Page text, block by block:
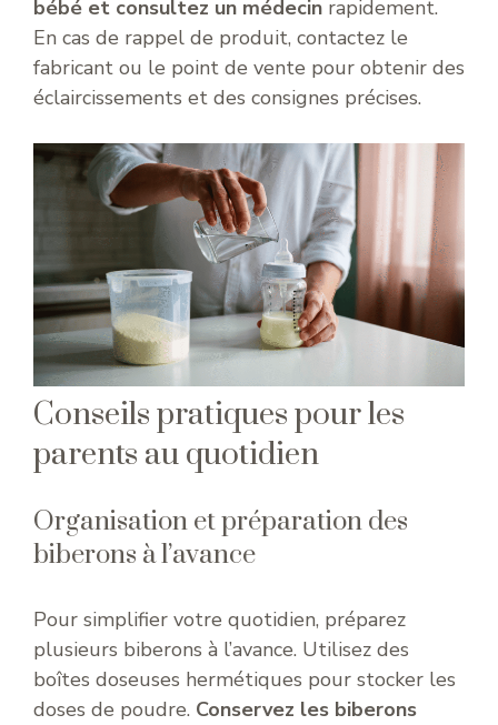
bébé et consultez un médecin rapidement.
En cas de rappel de produit, contactez le
fabricant ou le point de vente pour obtenir des
éclaircissements et des consignes précises.
Conseils pratiques pour les
parents au quotidien
Organisation et préparation des
biberons à l’avance
Pour simplifier votre quotidien, préparez
plusieurs biberons à l’avance. Utilisez des
boîtes doseuses hermétiques pour stocker les
doses de poudre. Conservez les biberons